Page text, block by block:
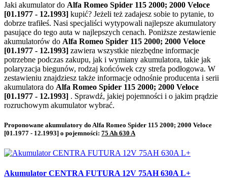
Jaki akumulator do Alfa Romeo Spider 115 2000; 2000 Veloce
[01.1977 - 12.1993] kupić? Jeżeli też zadajesz sobie to pytanie, to
dobrze trafiłeś. Nasi specjaliści wytypowali najlepsze akumulatory
pasujące do tego auta w najlepszych cenach. Poniższe zestawienie
akumulatorów do Alfa Romeo Spider 115 2000; 2000 Veloce
[01.1977 - 12.1993] zawiera wszystkie niezbędne informacje
potrzebne podczas zakupu, jak i wymiany akumulatora, takie jak
polaryzacja biegunów, rodzaj końcówek czy strefa podłogowa. W
zestawieniu znajdziesz także informacje odnośnie producenta i serii
akumulatora do Alfa Romeo Spider 115 2000; 2000 Veloce
[01.1977 - 12.1993] . Sprawdź, jakiej pojemności i o jakim prądzie
rozruchowym akumulator wybrać.
Proponowane akumulatory do Alfa Romeo Spider 115 2000; 2000 Veloce
[01.1977 - 12.1993] o pojemności: 75 Ah 630 A
Akumulator CENTRA FUTURA 12V 75AH 630A L+